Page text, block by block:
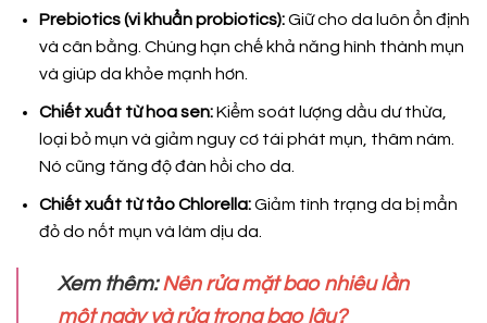
Prebiotics (vi khuẩn probiotics):Giữ cho da luôn ổn định
và cân bằng. Chúng hạn chế khả năng hình thành mụn
và giúp da khỏe mạnh hơn.
Chiết xuất từ hoa sen:Kiểm soát lượng dầu dư thừa,
loại bỏ mụn và giảm nguy cơ tái phát mụn, thâm nám.
Nó cũng tăng độ đàn hồi cho da.
Chiết xuất từ tảo Chlorella:Giảm tình trạng da bị mẩn
đỏ do nốt mụn và làm dịu da.
Xem thêm:Nên rửa mặt bao nhiêu lần
một ngày và rửa trong bao lâu?